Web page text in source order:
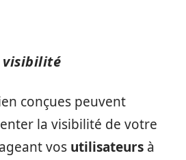
visibilité
conçues peuvent
la visibilité de votre
vos utilisateurs à